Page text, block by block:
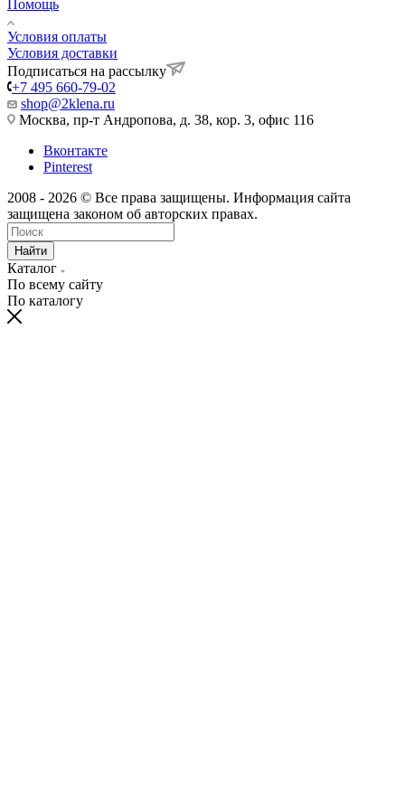
Помощь
Условия оплаты
Условия доставки
Подписаться на рассылку
+7 495 660-79-02
shop@2klena.ru
Москва, пр-т Андропова, д. 38, кор. 3, офис 116
Вконтакте
Pinterest
2008 - 2026 © Все права защищены. Информация сайта
защищена законом об авторских правах.
Найти
Каталог
По всему сайту
По каталогу